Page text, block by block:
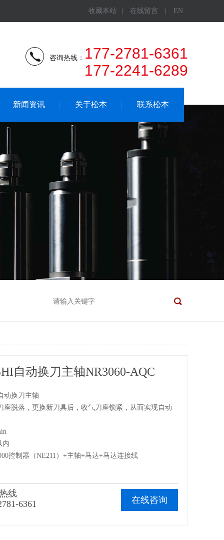
收藏本站 在线留言 EN
咨询热线： 177-2781-6361
177-2241-6289
新闻资讯 关于松本 联系松本
自动换刀主轴NR3060-AQC
动换刀主轴
座脱落，更换新刀具后，收气刀座锁紧，从而实现自动
内
控制器（NE211）+主轴+马达+马达连接线
在线咨询
线
6361